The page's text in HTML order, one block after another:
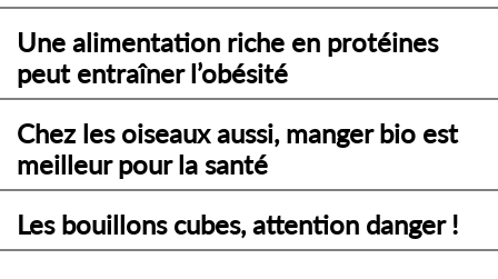
Une alimentation riche en protéines
peut entraîner l’obésité
Chez les oiseaux aussi, manger bio est
meilleur pour la santé
Les bouillons cubes, attention danger !